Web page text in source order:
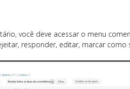
você deve acessar o menu
responder, editar, marcar